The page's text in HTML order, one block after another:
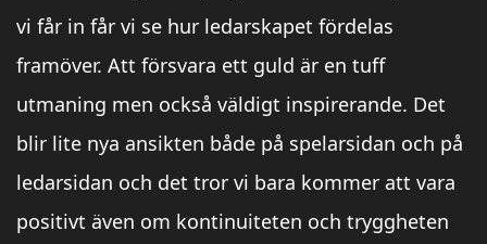
vi får in får vi se hur ledarskapet fördelas
framöver. Att försvara ett guld är en tuff
utmaning men också väldigt inspirerande. Det
blir lite nya ansikten både på spelarsidan och på
ledarsidan och det tror vi bara kommer att vara
positivt även om kontinuiteten och tryggheten